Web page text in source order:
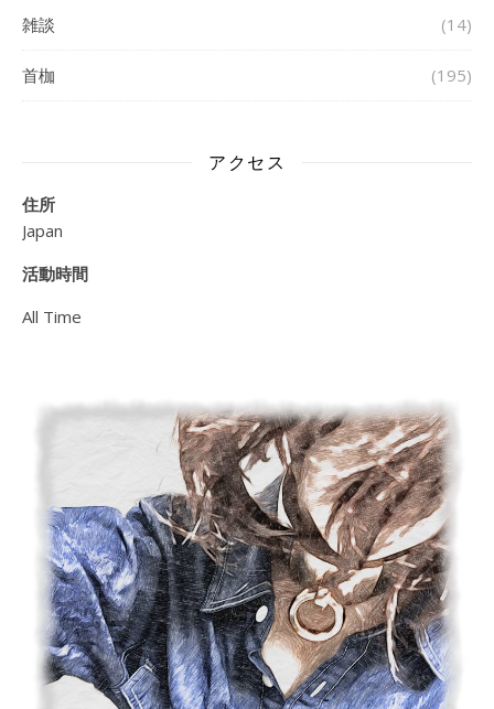
雑談 (14)
首枷 (195)
アクセス
住所
Japan
活動時間
All Time